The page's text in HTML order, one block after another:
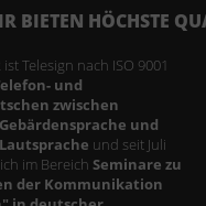
BIETEN HÖCHSTE
ist Telesign nach ISO 9001
und
zwischen
und
und seit Juli
im Bereich Seminare zu
der Kommunikation